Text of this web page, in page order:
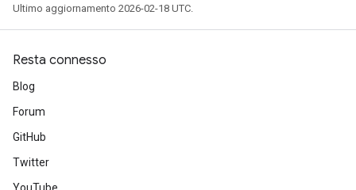
Ultimo aggiornamento 2026-02-18 UTC.
Resta connesso
Blog
Forum
GitHub
Twitter